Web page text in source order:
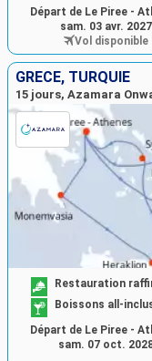
Départ de Le Piree -
sam. 03 avr. 2027
Vol disponible
GRÈCE, TURQUIE
15 jours, Azamara
Restauration
Boissons all-
Départ de Le Piree -
sam. 07 oct.